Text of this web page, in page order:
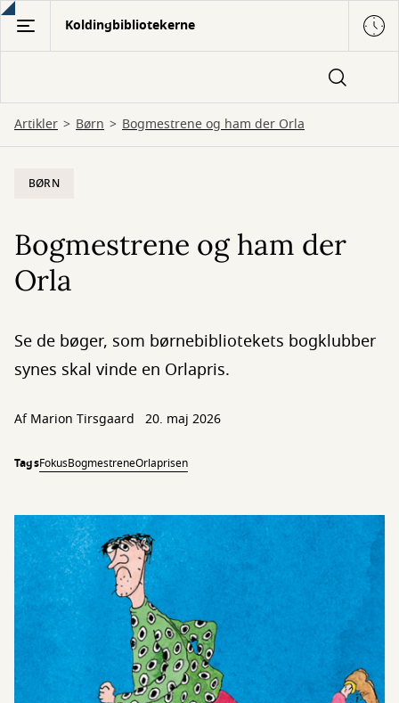
Gå
hovedindhold
Koldingbibliotekerne
Artikler Børn Bogmestrene og ham der Orla
BØRN
Bogmestrene og ham der
Orla
Se de bøger, som børnebibliotekets bogklubber
synes skal vinde en Orlapris.
Af Marion Tirsgaard 20. maj 2026
TagsFokusBogmestreneOrlaprisen